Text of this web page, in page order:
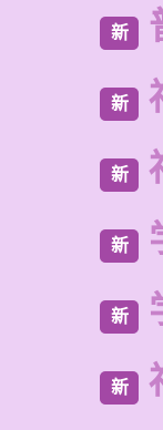
新
新
新
新
新
新